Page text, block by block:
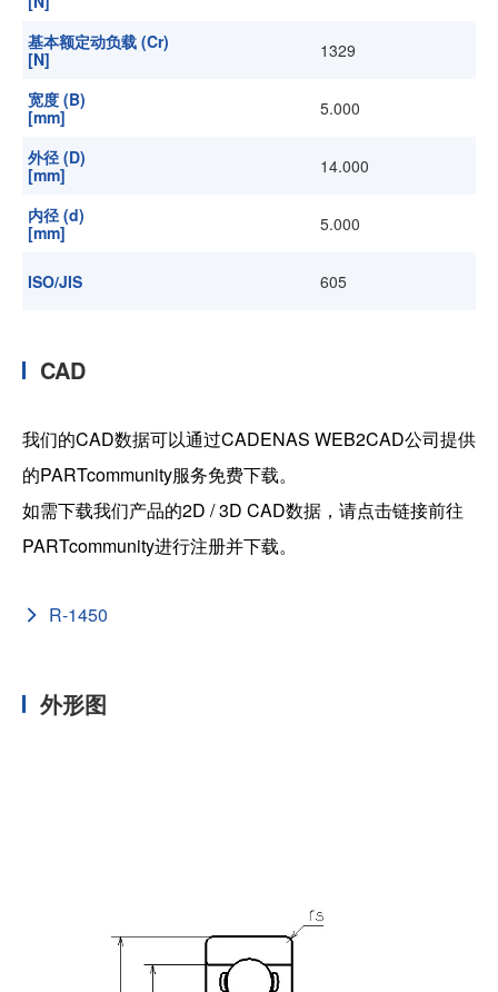
基本额定动负载 (Cr)
[N]
1329
宽度 (B)
[mm]
5.000
外径 (D)
[mm]
14.000
内径 (d)
[mm]
5.000
ISO/JIS 605
CAD
我们的CAD数据可以通过CADENAS WEB2CAD公司提供
的PARTcommunity服务免费下载。
如需下载我们产品的2D / 3D CAD数据，请点击链接前往
PARTcommunity进行注册并下载。
R-1450
外形图